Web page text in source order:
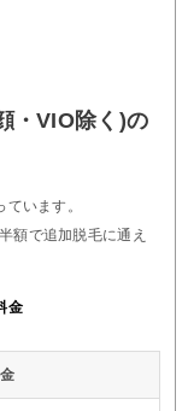
・VIO除く)の
います。
額で追加脱毛に通え
金